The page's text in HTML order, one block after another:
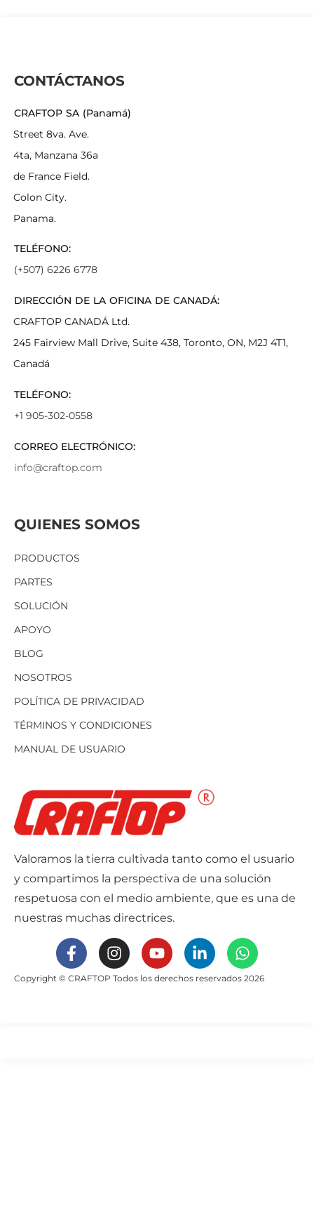
Valoramos la tierra cultivada tanto como el usuario
y compartimos la perspectiva de una solución
respetuosa con el medio ambiente, que es una de
nuestras muchas directrices.
Copyright © CRAFTOP Todos los derechos reservados 2026
QUIENES SOMOS
PRODUCTOS
PARTES
SOLUCIÓN
APOYO
BLOG
NOSOTROS
POLÍTICA DE PRIVACIDAD
TÉRMINOS Y CONDICIONES
MANUAL DE USUARIO
CONTÁCTANOS
CRAFTOP SA (Panamá)
Street 8va. Ave.
4ta, Manzana 36a
de France Field.
Colon City.
Panama.
TELÉFONO:
(+507) 6226 6778
DIRECCIÓN DE LA OFICINA DE CANADÁ:
CRAFTOP CANADÁ Ltd.
245 Fairview Mall Drive, Suite 438, Toronto, ON, M2J 4T1,
Canadá
TELÉFONO:
+1 905-302-0558
CORREO ELECTRÓNICO:
info@craftop.com